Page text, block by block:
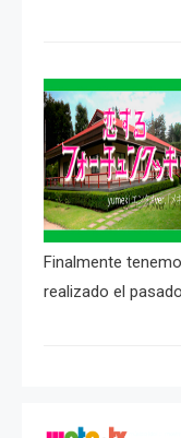
Finalmente
realizado el